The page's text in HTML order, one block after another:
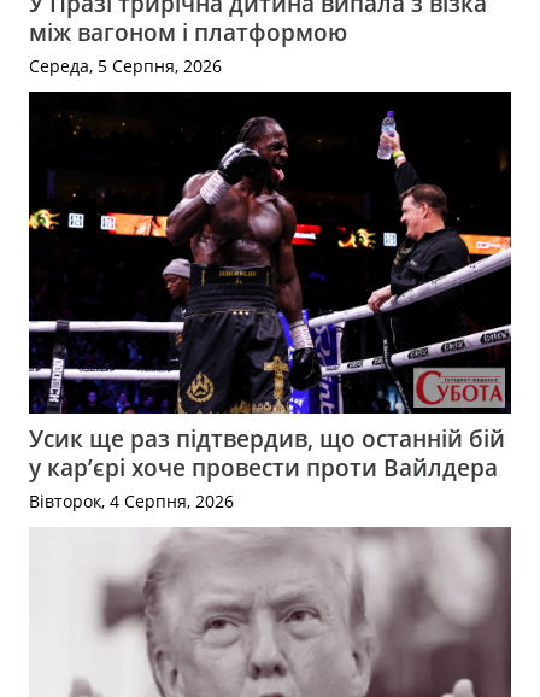
між вагоном і платформою
Середа, 5 Серпня, 2026
Усик ще раз підтвердив, що останній бій
у кар’єрі хоче провести проти Вайлдера
Вівторок, 4 Серпня, 2026